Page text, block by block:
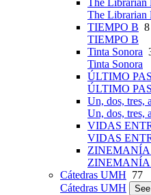
The Librarian
The Librarian
TIEMPO B 8
TIEMPO B
Tinta Sonora
Tinta Sonora
ÚLTIMO
ÚLTIMO
Un, dos, tres,
Un, dos, tres,
VIDAS
VIDAS
ZINEMANÍA
ZINEMANÍA
Cátedras UMH 77
Cátedras UMH